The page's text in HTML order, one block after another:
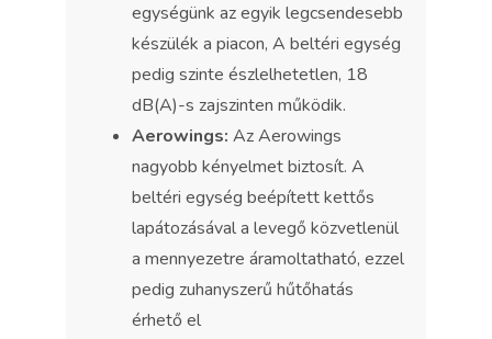
egységünk az egyik legcsendesebb
készülék a piacon, A beltéri egység
pedig szinte észlelhetetlen, 18
dB(A)-s zajszinten működik.
Aerowings: Az Aerowings
nagyobb kényelmet biztosít. A
beltéri egység beépített kettős
lapátozásával a levegő közvetlenül
a mennyezetre áramoltatható, ezzel
pedig zuhanyszerű hűtőhatás
érhető el